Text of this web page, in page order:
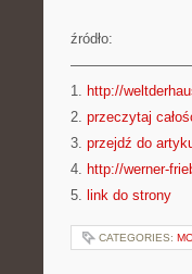
źródło:
1. http://
2. przeczytaj
3. przejdź do
4. http://werner-
5. link do strony
CATEGORIES: